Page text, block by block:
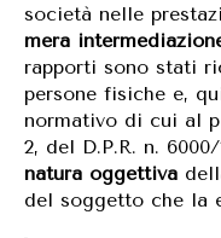
società nelle
mera
rapporti sono stati
persone fisiche e,
normativo di cui al
2, del D.P.R. n.
natura oggettiva
del soggetto che la